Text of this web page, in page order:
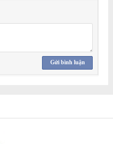
Gửi bình luận